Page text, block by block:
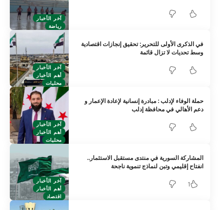
آخر الأخبار
رياضة
آخر الأخبار
أهم الأخبار
محليات
في الذكرى الأولى للتحرير: تحقيق إنجازات اقتصادية
وسط تحديات لا تزال قائمة
آخر الأخبار
أهم الأخبار
محليات
حملة الوفاء لإدلب : مبادرة إنسانية لإعادة الإعمار و
دعم الأهالي في محافظة إدلب
آخر الأخبار
أهم الأخبار
اقتصاد
المشاركة السورية في منتدى مستقبل الاستثمار..
انفتاح إقليمي وتبن لنماذج تنموية ناجحة
1